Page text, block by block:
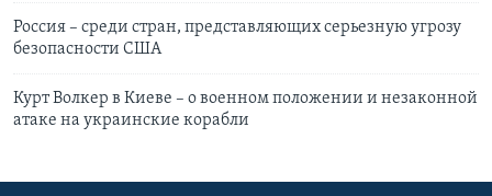
Россия – среди стран, представляющих серьезную угрозу
безопасности США
Курт Волкер в Киеве – о военном положении и незаконной
атаке на украинские корабли